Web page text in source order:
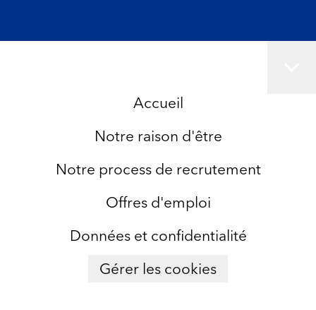
Accueil
Notre raison d'être
Notre process de recrutement
Offres d'emploi
Données et confidentialité
Gérer les cookies